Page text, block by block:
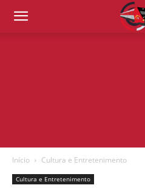
Início Cultura e Entretenimento
Cultura e Entretenimento